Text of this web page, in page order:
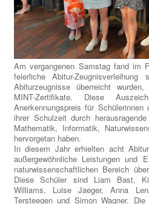
Am vergangenen Samstag fand im
feierliche Abitur-
Abiturzeugnisse überreicht
MINT-Zertifikate. Diese
Anerkennungspreis für
ihrer Schulzeit durch
Mathematik, Informatik,
hervorgetan haben.
In diesem Jahr erhielten acht
außergewöhnliche Leistungen und
naturwissenschaftlichen Bereich
Diese Schüler sind Liam Bast,
Williams, Luise Jaeger, Anna
Tersteegen und Simon Wagner.